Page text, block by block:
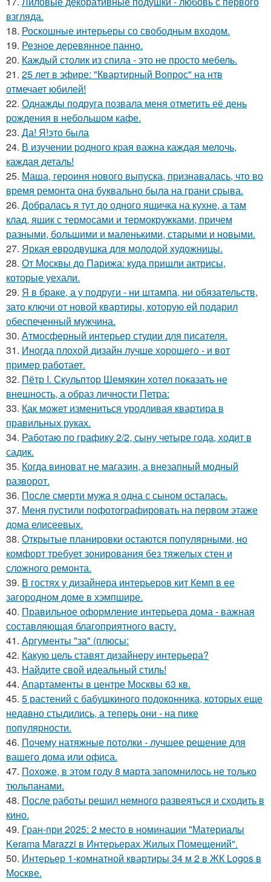
взгляда.
18. Роскошные интерьеры со свободным входом.
19. Резное деревянное панно.
20. Каждый столик из спила - это не просто мебель.
21. 25 лет в эфире: "Квартирный Вопрос" на нтв
отмечает юбилей!
22. Однажды подруга позвала меня отметить её день
рождения в небольшом кафе.
23. Да! Я!это была
24. В изучении родного края важна каждая мелочь,
каждая деталь!
25. Маша, героиня нового выпуска, признавалась, что во
время ремонта она буквально была на грани срыва.
26. Добралась я тут до одного ящичка на кухне, а там
клад, ящик с термосами и термокружками, причем
разными, большими и маленькими, старыми и новыми.
27. Яркая евродвушка для молодой художницы.
28. От Москвы до Парижа: куда пришли актрисы,
которые уехали.
29. Я в браке, а у подруги - ни штампа, ни обязательств,
зато ключи от новой квартиры, которую ей подарил
обеспеченный мужчина.
30. Атмосферный интерьер студии для писателя.
31. Иногда плохой дизайн лучше хорошего - и вот
пример работает.
32. Пётр I. Скульптор Шемякин хотел показать не
внешность, а образ личности Петра:
33. Как может измениться уродливая квартира в
правильных руках.
34. Работаю по графику 2/2, сыну четыре года, ходит в
садик.
35. Когда виноват не магазин, а внезапный модный
разворот.
36. После смерти мужа я одна с сыном осталась.
37. Меня пустили пофотографировать на первом этаже
дома елисеевых.
38. Открытые планировки остаются популярными, но
комфорт требует зонирования без тяжелых стен и
сложного ремонта.
39. В гостях у дизайнера интерьеров кит Кемп в ее
загородном доме в хэмпшире.
40. Правильное оформление интерьера дома - важная
составляющая благоприятного васту.
41. Аргументы "за" (плюсы:
42. Какую цель ставят дизайнеру интерьера?
43. Найдите свой идеальный стиль!
44. Апартаменты в центре Москвы 63 кв.
45. 5 растений с бабушкиного подоконника, которых еще
недавно стыдились, а теперь они - на пике
популярности.
46. Почему натяжные потолки - лучшее решение для
вашего дома или офиса.
47. Похоже, в этом году 8 марта запомнилось не только
тюльпанами.
48. После работы решил немного развеяться и сходить в
кино.
49. Гран-при 2025: 2 место в номинации "Материалы
Kerama Marazzi в Интерьерах Жилых Помещений".
50. Интерьер 1-комнатной квартиры 34 м 2 в ЖК Logos в
Москве.